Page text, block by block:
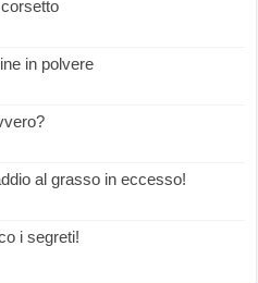
in polvere
al grasso in eccesso!
i segreti!